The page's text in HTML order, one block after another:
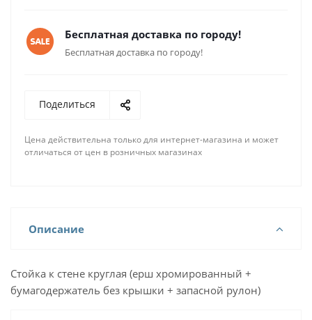
Бесплатная доставка по городу!
Бесплатная доставка по городу!
Поделиться
Цена действительна только для интернет-магазина и может
отличаться от цен в розничных магазинах
Описание
Стойка к стене круглая (ерш хромированный +
бумагодержатель без крышки + запасной рулон)